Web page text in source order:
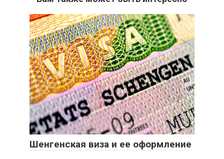
Шенгенская виза и ее оформление